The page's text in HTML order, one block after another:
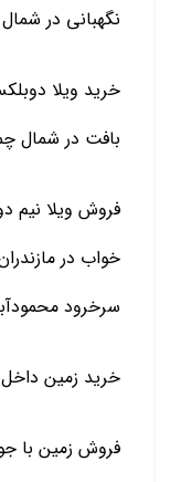
نگهبانی در شمال
خرید ویلا
بافت در شمال
خواب در
سرخرود
خرید زمین
فروش زمین با